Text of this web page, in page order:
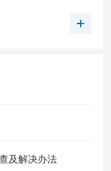
及解决办法